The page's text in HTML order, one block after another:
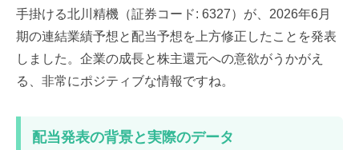
手掛ける北川精機（証券コード: 6327）が、2026年6月
期の連結業績予想と配当予想を上方修正したことを発表
しました。企業の成長と株主還元への意欲がうかがえ
る、非常にポジティブな情報ですね。
配当発表の背景と実際のデータ